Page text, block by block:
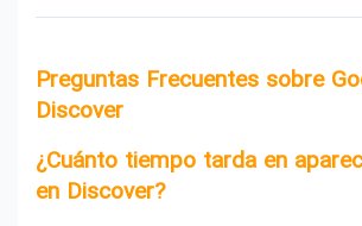
Preguntas Frecuentes sobre
Discover
¿Cuánto tiempo tarda en
en Discover?